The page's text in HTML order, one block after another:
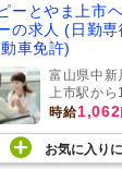
ーとやま上市
の求人 (日勤
車免許)
富山県中新
上市駅から
時給1,062
お気に入り に